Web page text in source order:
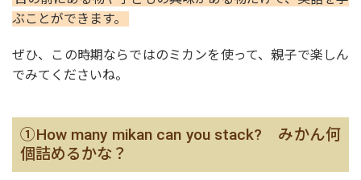
ぶことができます。
ぜひ、この時期ならではのミカンを使って、親子で楽しん
でみてくださいね。
①How many mikan can you stack? みかん何
個詰めるかな？